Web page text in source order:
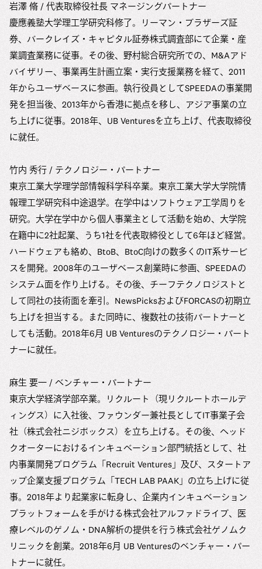
岩澤 脩 / 代表取締役社長 マネージングパートナー
慶應義塾大学理工学研究科修了。リーマン・ブラザーズ証
券、バークレイズ・キャピタル証券株式調査部にて企業・産
業調査業務に従事。その後、野村総合研究所での、M&Aアド
バイザリー、事業再生計画立案・実行支援業務を経て、2011
年からユーザベースに参画。執行役員としてSPEEDAの事業開
発を担当後、2013年から香港に拠点を移し、アジア事業の立
ち上げに従事。2018年、UB Venturesを立ち上げ、代表取締役
に就任。
竹内 秀行 / テクノロジー・パートナー
東京工業大学理学部情報科学科卒業。東京工業大学大学院情
報理工学研究科中途退学。在学中はソフトウェア工学周りを
研究。大学在学中から個人事業主として活動を始め、大学院
在籍中に2社起業、うち1社を代表取締役として6年ほど経営。
ハードウェアも絡め、BtoB、BtoC向けの数多くのIT系サービ
スを開発。2008年のユーザベース創業時に参画、SPEEDAの
システム面を作り上げる。その後、チーフテクノロジストと
して同社の技術面を牽引。NewsPicksおよびFORCASの初期立
ち上げを担当する。また同時に、複数社の技術パートナーと
しても活動。2018年6月 UB Venturesのテクノロジー・パート
ナーに就任。
麻生 要一 / ベンチャー・パートナー
東京大学経済学部卒業。リクルート（現リクルートホールデ
ィングス）に入社後、ファウンダー兼社長としてIT事業子会
社（株式会社ニジボックス）を立ち上げる。その後、ヘッド
クオーターにおけるインキュベーション部門統括として、社
内事業開発プログラム「Recruit Ventures」及び、スタートア
ップ企業支援プログラム「TECH LAB PAAK」の立ち上げに従
事。2018年より起業家に転身し、企業内インキュベーション
プラットフォームを手がける株式会社アルファドライブ、医
療レベルのゲノム・DNA解析の提供を行う株式会社ゲノムク
リニックを創業。2018年6月 UB Venturesのベンチャー・パー
トナーに就任。